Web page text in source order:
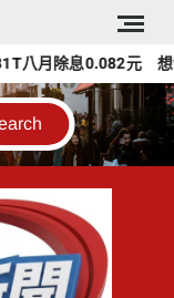
月除息0.082元 想領